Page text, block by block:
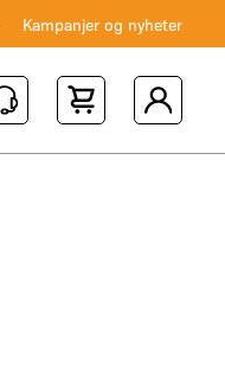
Kampanjer og nyheter
Shopping Cart